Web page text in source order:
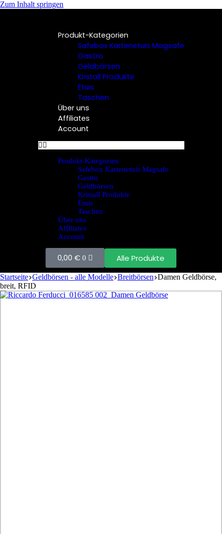
Zum Inhalt springen
Alle Produkte
Produkt-Kategorien
Safebox Kartenetuis Magsafe
Gastro
Geldbörsen
Kristall Produkte
Etuis
Taschen
Über uns
Affiliates
Account
Produkt-Kategorien
Safebox Kartenetuis Magsafe
Gastro
Geldbörsen
Kristall Produkte
Etuis
Taschen
Über uns
Affiliates
Account
0,00 € 0
Startseite Geldbörsen - alle Modelle Breitbörsen Damen Geldbörse,
breit, RFID